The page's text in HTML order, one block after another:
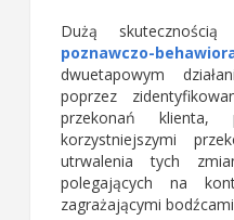
Dużą
poznawczo-
dwuetapowym
poprzez
przekonań klienta,
korzystniejszymi
utrwalenia tych
polegających na
zagrażającymi